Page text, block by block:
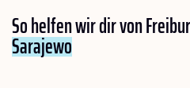
So helfen wir dir von
Sarajewo